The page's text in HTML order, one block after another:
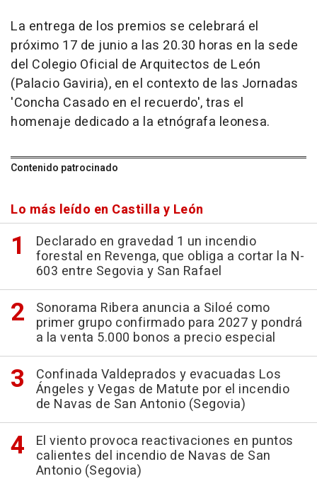
La entrega de los premios se celebrará el
próximo 17 de junio a las 20.30 horas en la sede
del Colegio Oficial de Arquitectos de León
(Palacio Gaviria), en el contexto de las Jornadas
'Concha Casado en el recuerdo', tras el
homenaje dedicado a la etnógrafa leonesa.
Contenido patrocinado
Lo más leído en Castilla y León
Declarado en gravedad 1 un incendio
forestal en Revenga, que obliga a cortar la N-
603 entre Segovia y San Rafael
Sonorama Ribera anuncia a Siloé como
primer grupo confirmado para 2027 y pondrá
a la venta 5.000 bonos a precio especial
Confinada Valdeprados y evacuadas Los
Ángeles y Vegas de Matute por el incendio
de Navas de San Antonio (Segovia)
El viento provoca reactivaciones en puntos
calientes del incendio de Navas de San
Antonio (Segovia)